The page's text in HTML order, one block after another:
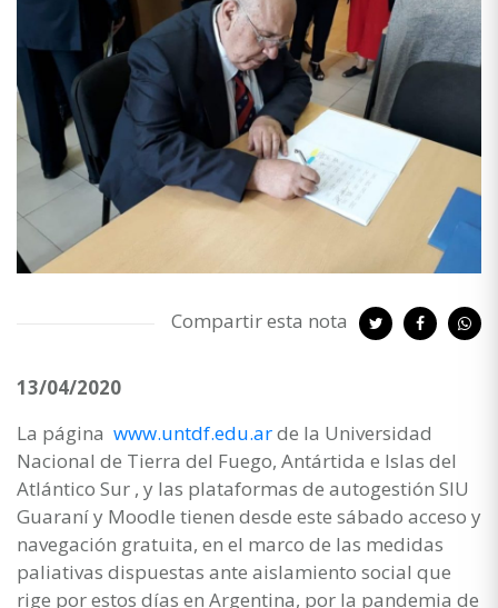
Compartir esta nota
13/04/2020
La página www.untdf.edu.arde la Universidad
Nacional de Tierra del Fuego, Antártida e Islas del
Atlántico Sur , y las plataformas de autogestión SIU
Guaraní y Moodle tienen desde este sábado acceso y
navegación gratuita, en el marco de las medidas
paliativas dispuestas ante aislamiento social que
rige por estos días en Argentina, por la pandemia de